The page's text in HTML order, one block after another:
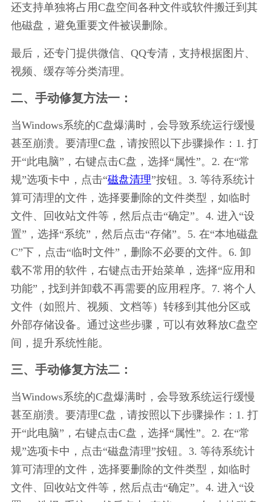
还支持单独将占用C盘空间各种文件或软件搬迁到其
他磁盘，避免重要文件被误删除。
最后，还专门提供微信、QQ专清，支持根据图片、
视频、缓存等分类清理。
二、手动修复方法一：
当Windows系统的C盘爆满时，会导致系统运行缓慢
甚至崩溃。要清理C盘，请按照以下步骤操作：1. 打
开“此电脑”，右键点击C盘，选择“属性”。2. 在“常
规”选项卡中，点击“磁盘清理”按钮。3. 等待系统计
算可清理的文件，选择要删除的文件类型，如临时
文件、回收站文件等，然后点击“确定”。4. 进入“设
置”，选择“系统”，然后点击“存储”。5. 在“本地磁盘
C”下，点击“临时文件”，删除不必要的文件。6. 卸
载不常用的软件，右键点击开始菜单，选择“应用和
功能”，找到并卸载不再需要的应用程序。7. 将个人
文件（如照片、视频、文档等）转移到其他分区或
外部存储设备。通过这些步骤，可以有效释放C盘空
间，提升系统性能。
三、手动修复方法二：
当Windows系统的C盘爆满时，会导致系统运行缓慢
甚至崩溃。要清理C盘，请按照以下步骤操作：1. 打
开“此电脑”，右键点击C盘，选择“属性”。2. 在“常
规”选项卡中，点击“磁盘清理”按钮。3. 等待系统计
算可清理的文件，选择要删除的文件类型，如临时
文件、回收站文件等，然后点击“确定”。4. 进入“设